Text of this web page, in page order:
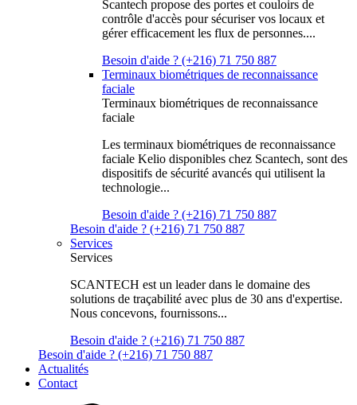
Scantech propose des portes et couloirs de
contrôle d'accès pour sécuriser vos locaux et
gérer efficacement les flux de personnes....
Besoin d'aide ? (+216) 71 750 887
Terminaux biométriques de reconnaissance
faciale
Terminaux biométriques de reconnaissance
faciale
Les terminaux biométriques de reconnaissance
faciale Kelio disponibles chez Scantech, sont des
dispositifs de sécurité avancés qui utilisent la
technologie...
Besoin d'aide ? (+216) 71 750 887
Besoin d'aide ? (+216) 71 750 887
Services
Services
SCANTECH est un leader dans le domaine des
solutions de traçabilité avec plus de 30 ans d'expertise.
Nous concevons, fournissons...
Besoin d'aide ? (+216) 71 750 887
Besoin d'aide ? (+216) 71 750 887
Actualités
Contact